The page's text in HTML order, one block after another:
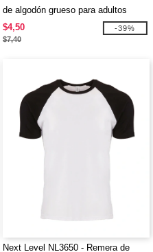
de algodón grueso para adultos
$4,50
$7,40
-39%
Next Level NL3650 - Remera de